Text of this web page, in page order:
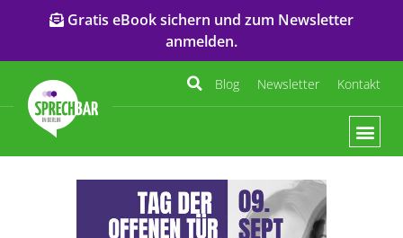
Gratis eBook sichern und zum Newsletter
anmelden.
Blog Newsletter Kontakt